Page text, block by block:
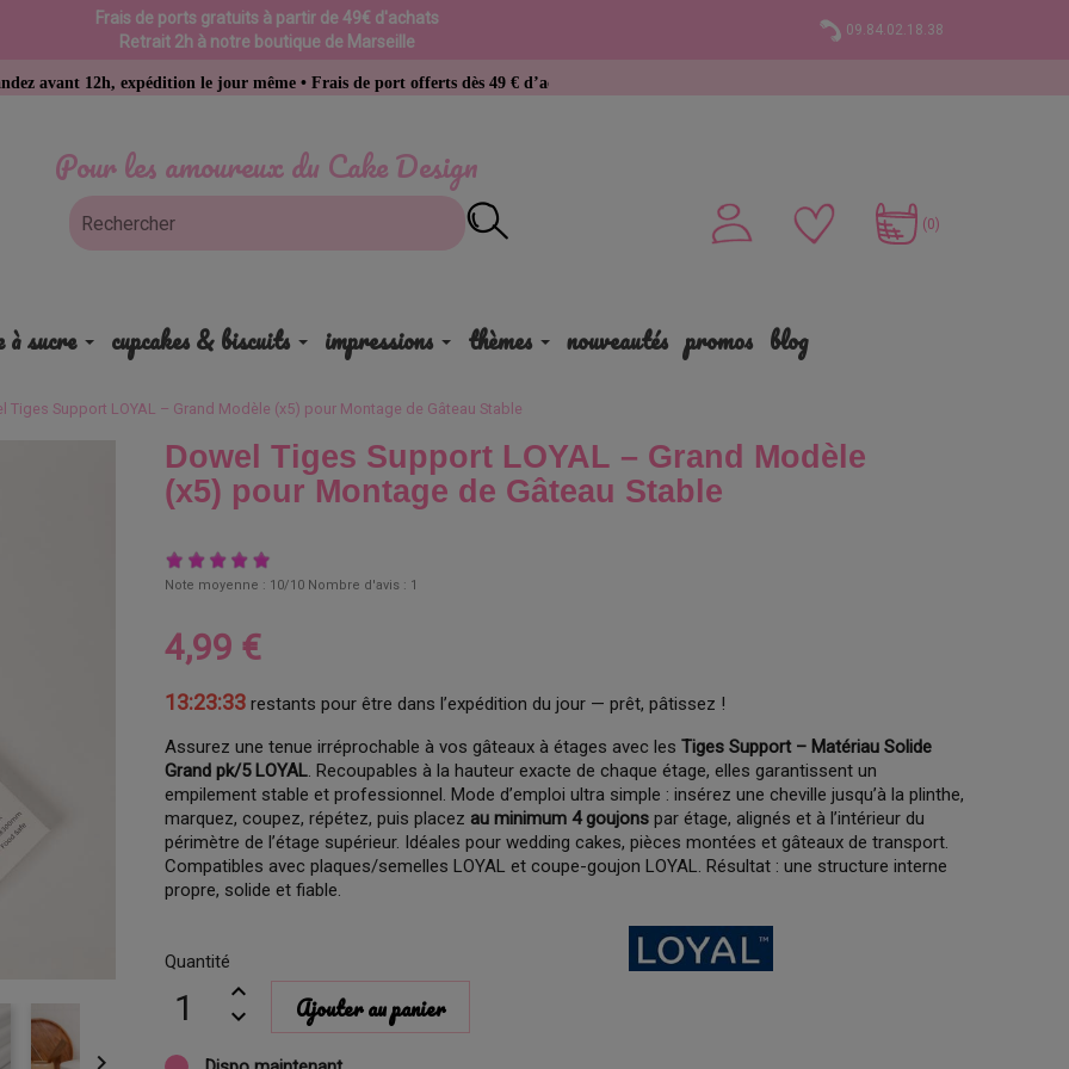
Frais de ports gratuits à partir de 49€ d'achats
Retrait 2h à notre boutique de Marseille
09.84.02.18.38
Pour les amoureux du Cake Design
expédition le jour même • Frais de port offerts dès 49 € d’achat
(0)
à sucre cupcakes & biscuits impressions thèmes nouveautés promos blog
Tiges Support LOYAL – Grand Modèle (x5) pour Montage de Gâteau Stable

Dowel Tiges Support LOYAL – Grand Modèle
(x5) pour Montage de Gâteau Stable
Note moyenne : 10/10 Nombre d'avis : 1
4,99 €
13:23:32 restants pour être dans l’expédition du jour — prêt, pâtissez !
Assurez une tenue irréprochable à vos gâteaux à étages avec lesTiges Support – Matériau Solide
Grand pk/5 LOYAL. Recoupables à la hauteur exacte de chaque étage, elles garantissent un
empilement stable et professionnel. Mode d’emploi ultra simple : insérez une cheville jusqu’à la plinthe,
marquez, coupez, répétez, puis placezau minimum 4 goujons par étage, alignés et à l’intérieur du
périmètre de l’étage supérieur. Idéales pour wedding cakes, pièces montées et gâteaux de transport.
Compatibles avec plaques/semelles LOYAL et coupe-goujon LOYAL. Résultat : une structure interne
propre, solide et fiable.
Quantité
Ajouter au panier